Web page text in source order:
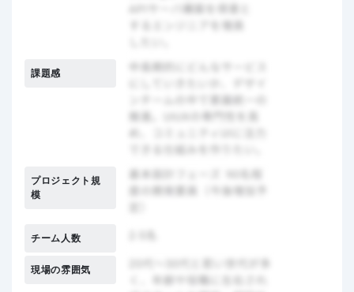
課題感
プロジェクト規
模
チーム人数
現場の雰囲気